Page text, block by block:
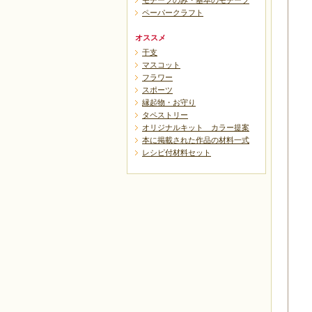
ペーパークラフト
オススメ
干支
マスコット
フラワー
スポーツ
縁起物・お守り
タペストリー
オリジナルキット カラー提案
本に掲載された作品の材料一式
レシピ付材料セット